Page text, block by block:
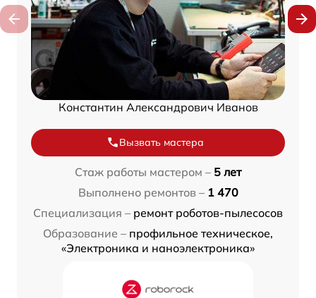
Константин Александрович Иванов
Вызвать мастера
Стаж работы мастером – 5 лет
Выполнено ремонтов – 1 470
Специализация – ремонт роботов-пылесосов
Образование – профильное техническое,
«Электроника и наноэлектроника»